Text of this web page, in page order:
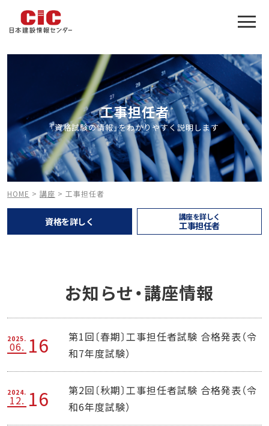
工事担任者
「資格試験の情報」をわかりやすく説明します
HOME > 講座 > 工事担任者
資格を詳しく 講座を詳しく
工事担任者
お知らせ・講座情報
2025.
06. 16
第1回〔春期〕工事担任者試験 合格発表（令
和7年度試験）
2024.
12. 16
第2回〔秋期〕工事担任者試験 合格発表（令
和6年度試験）